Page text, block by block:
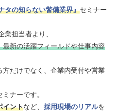
タの知らない警備業界』セミナー
業担当者より、
新の活躍フィールドや仕事内容
だけでなく、企業内受付や営業
ナーです。
イントなど、 採用現場のリアルを